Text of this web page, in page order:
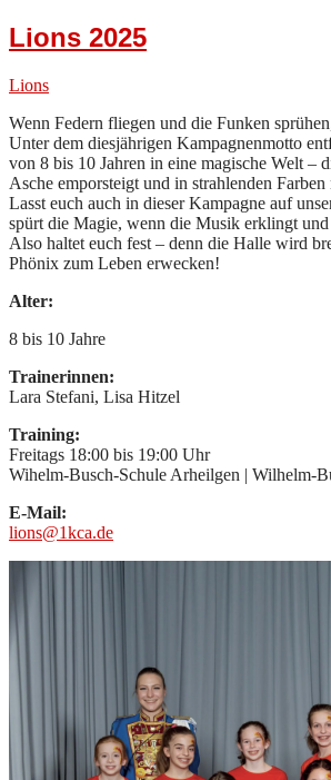
Lions 2025
Lions
Wenn Federn fliegen und die Funken
Unter dem diesjährigen Kampagnenmotto
von 8 bis 10 Jahren in eine magische Welt –
Asche emporsteigt und in strahlenden
Lasst euch auch in dieser Kampagne auf
spürt die Magie, wenn die Musik erklingt
Also haltet euch fest – denn die Halle wird
Phönix zum Leben erwecken!
Alter:
8 bis 10 Jahre
Trainerinnen:
Lara Stefani, Lisa Hitzel
Training:
Freitags 18:00 bis 19:00 Uhr
Wihelm-Busch-Schule Arheilgen | Wilhelm-
E-Mail:
lions@1kca.de